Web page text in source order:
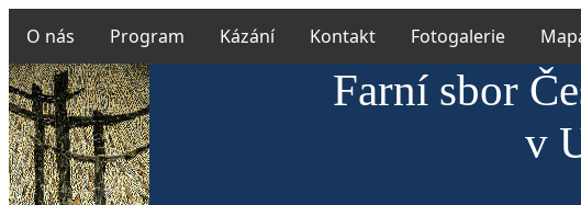
O nás Program Kázání Kontakt Fotogalerie
Farní sbor
v